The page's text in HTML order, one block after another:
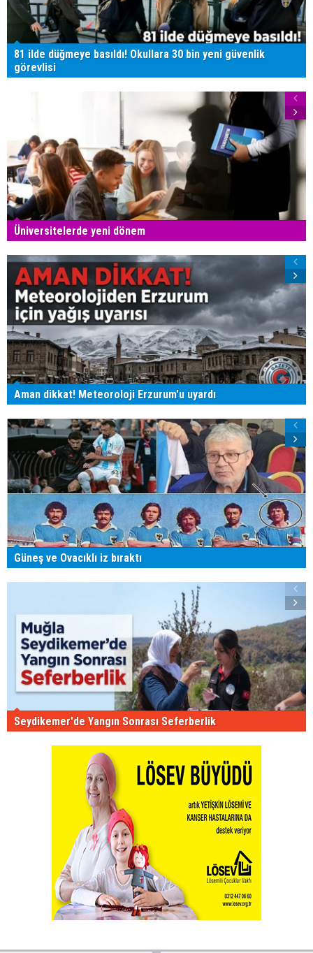
81 ilde düğmeye basıldı! Okullara 30 bin yeni güvenlik
görevlisi
Üniversitelerde yeni dönem
Aman dikkat! Meteoroloji Erzurum'u uyardı
Güneş ve Ovacıklı iz bıraktı
Seydikemer'de Yangın Sonrası Seferberlik